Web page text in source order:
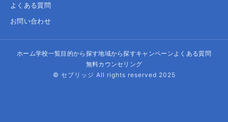
よくある質問
お問い合わせ
ホーム学校一覧目的から探す地域から探すキャンペーン よくある質問
無料カウンセリング
© セブリッジ All rights reserved 2025